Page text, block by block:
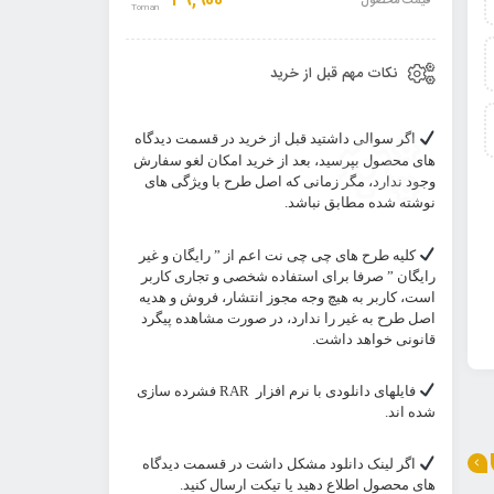
نکات مهم قبل از خرید
اگر سوالی داشتید قبل از خرید در قسمت دیدگاه
های محصول بپرسید، بعد از خرید امکان لغو سفارش
وجود ندارد، مگر زمانی که اصل طرح با ویژگی های
نوشته شده مطابق نباشد.
کلیه طرح های چی چی نت اعم از ” رایگان و غیر
رایگان ” صرفا برای استفاده شخصی و تجاری کاربر
است، کاربر به هیچ وجه مجوز انتشار، فروش و هدیه
اصل طرح به غیر را ندارد، در صورت مشاهده پیگرد
قانونی خواهد داشت.
فایلهای دانلودی با نرم افزار RARفشرده سازی
شده اند.
اگر لینک دانلود مشکل داشت در قسمت دیدگاه
های محصول اطلاع دهید یا تیکت ارسال کنید.